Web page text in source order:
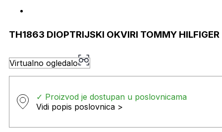
TH1863 DIOPTRIJSKI OKVIRI TOMMY HILFIGER
Virtualno ogledalo
✓ Proizvod je dostupan u poslovnicama
Vidi popis poslovnica >